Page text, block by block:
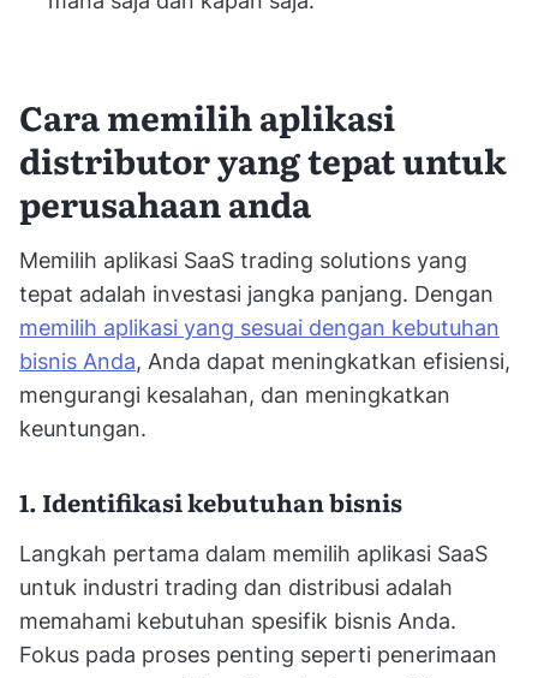
Cara memilih aplikasi
distributor yang tepat untuk
perusahaan anda
Memilih aplikasi SaaS trading solutions yang
tepat adalah investasi jangka panjang. Dengan
memilih aplikasi yang sesuai dengan kebutuhan
bisnis Anda, Anda dapat meningkatkan efisiensi,
mengurangi kesalahan, dan meningkatkan
keuntungan.
1. Identifikasi kebutuhan bisnis
Langkah pertama dalam memilih aplikasi SaaS
untuk industri trading dan distribusi adalah
memahami kebutuhan spesifik bisnis Anda.
Fokus pada proses penting seperti penerimaan